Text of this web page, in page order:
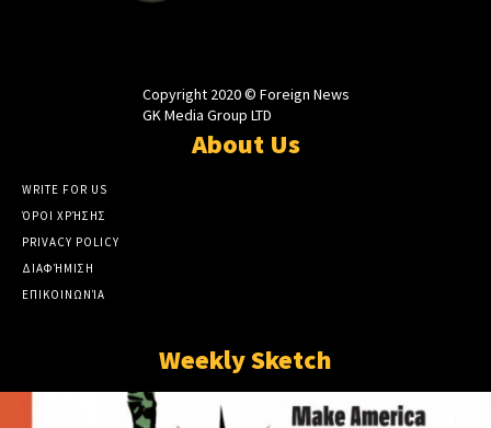
Copyright 2020 © Foreign News
GK Media Group LTD
About Us
WRITE FOR US
ΌΡΟΙ ΧΡΉΣΗΣ
PRIVACY POLICY
ΔΙΑΦΉΜΙΣΗ
ΕΠΙΚΟΙΝΩΝΊΑ
Weekly Sketch